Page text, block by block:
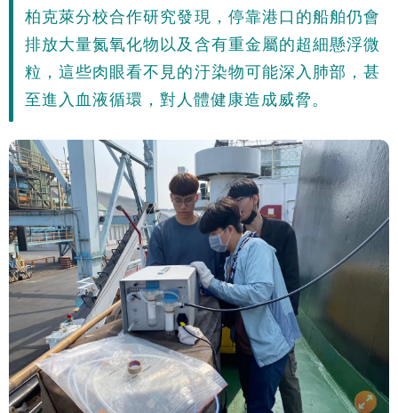
柏克萊分校合作研究發現，停靠港口的船舶仍會
排放大量氮氧化物以及含有重金屬的超細懸浮微
粒，這些肉眼看不見的汙染物可能深入肺部，甚
至進入血液循環，對人體健康造成威脅。